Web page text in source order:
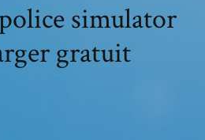
simulator
gratuit